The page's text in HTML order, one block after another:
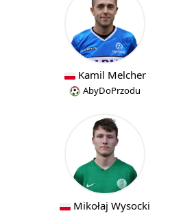
Kamil Melcher
AbyDoPrzodu
Mikołaj Wysocki